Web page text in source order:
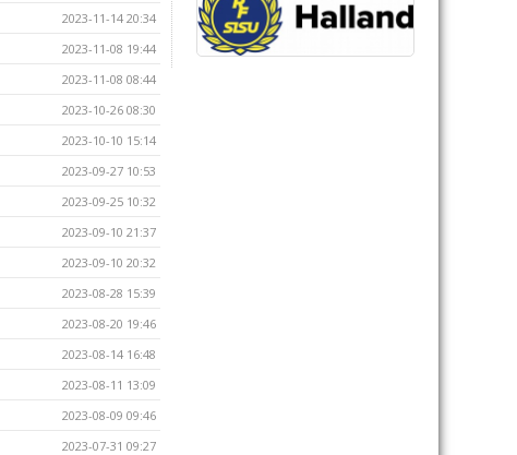
2023-11-14 20:34
2023-11-08 19:44
2023-11-08 08:44
2023-10-26 08:30
2023-10-10 15:14
2023-09-27 10:53
2023-09-25 10:32
2023-09-10 21:37
2023-09-10 20:32
2023-08-28 15:39
2023-08-20 19:46
2023-08-14 16:48
2023-08-11 13:09
2023-08-09 09:46
2023-07-31 09:27